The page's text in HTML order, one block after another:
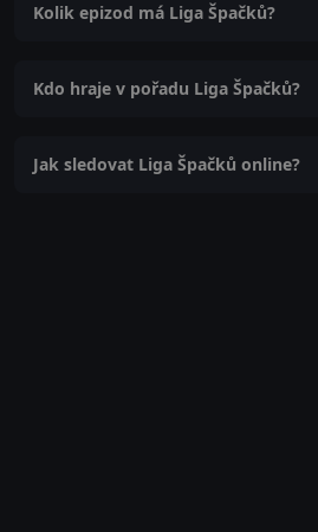
Kolik epizod má Liga Špačků?
Kdo hraje v pořadu Liga Špačků?
Jak sledovat Liga Špačků online?